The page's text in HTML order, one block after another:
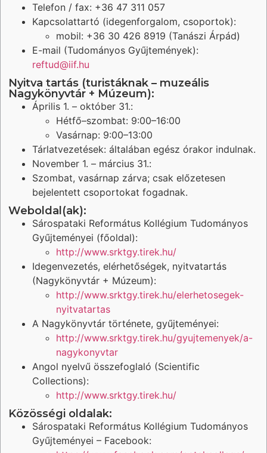
Telefon / fax: +36 47 311 057
Kapcsolattartó (idegenforgalom, csoportok):
mobil: +36 30 426 8919 (Tanászi Árpád)
E-mail (Tudományos Gyűjtemények):
reftud@iif.hu
Nyitva tartás (turistáknak – muzeális
Nagykönyvtár + Múzeum):
Április 1. – október 31.:
Hétfő–szombat: 9:00–16:00
Vasárnap: 9:00–13:00
Tárlatvezetések: általában egész órakor indulnak.
November 1. – március 31.:
Szombat, vasárnap zárva; csak előzetesen
bejelentett csoportokat fogadnak.
Weboldal(ak):
Sárospataki Református Kollégium Tudományos
Gyűjteményei (főoldal):
http://www.srktgy.tirek.hu/
Idegenvezetés, elérhetőségek, nyitvatartás
(Nagykönyvtár + Múzeum):
http://www.srktgy.tirek.hu/elerhetosegek-
nyitvatartas
A Nagykönyvtár története, gyűjteményei:
http://www.srktgy.tirek.hu/gyujtemenyek/a-
nagykonyvtar
Angol nyelvű összefoglaló (Scientific
Collections):
http://www.srktgy.tirek.hu/
Közösségi oldalak:
Sárospataki Református Kollégium Tudományos
Gyűjteményei – Facebook: